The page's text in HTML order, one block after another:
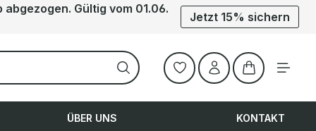
Gültig vom 01.06.
Jetzt 15% sichern
Warenkorb
ÜBER UNS KONTAKT